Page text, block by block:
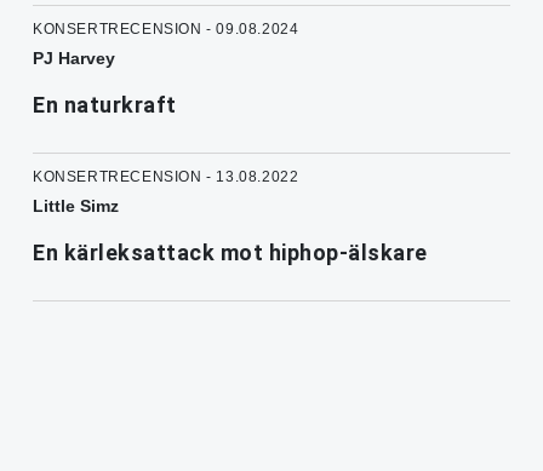
KONSERTRECENSION - 09.08.2024
PJ Harvey
En naturkraft
KONSERTRECENSION - 13.08.2022
Little Simz
En kärleksattack mot hiphop-älskare